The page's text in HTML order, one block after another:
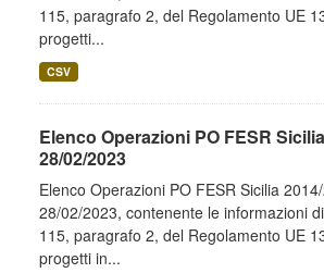
115, paragrafo 2, del Regolamento UE
progetti...
CSV
Elenco Operazioni PO FESR
28/02/2023
Elenco Operazioni PO FESR Sicilia
28/02/2023, contenente le informazioni
115, paragrafo 2, del Regolamento UE
progetti in...